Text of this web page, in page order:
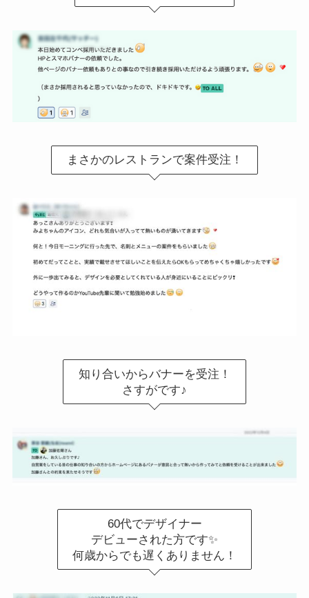
まさかのレストランで案件受注！
知り合いからバナーを受注！
さすがです♪
60代でデザイナー
デビューされた方です✨
何歳からでも遅くありません！